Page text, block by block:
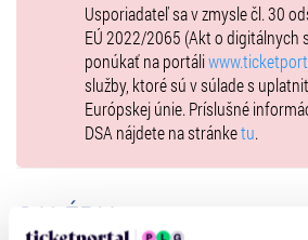
Usporiadateľ sa v zmysle čl. 30
EÚ 2022/2065 (Akt o digitálnych
ponúkať na portáli
služby, ktoré sú v súlade s
Európskej únie. Príslušné
DSA nájdete na stránketu.
GALÉRIA